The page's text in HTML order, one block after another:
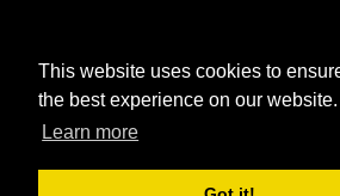
This website uses cookies to
the best experience on our website.
Learn more